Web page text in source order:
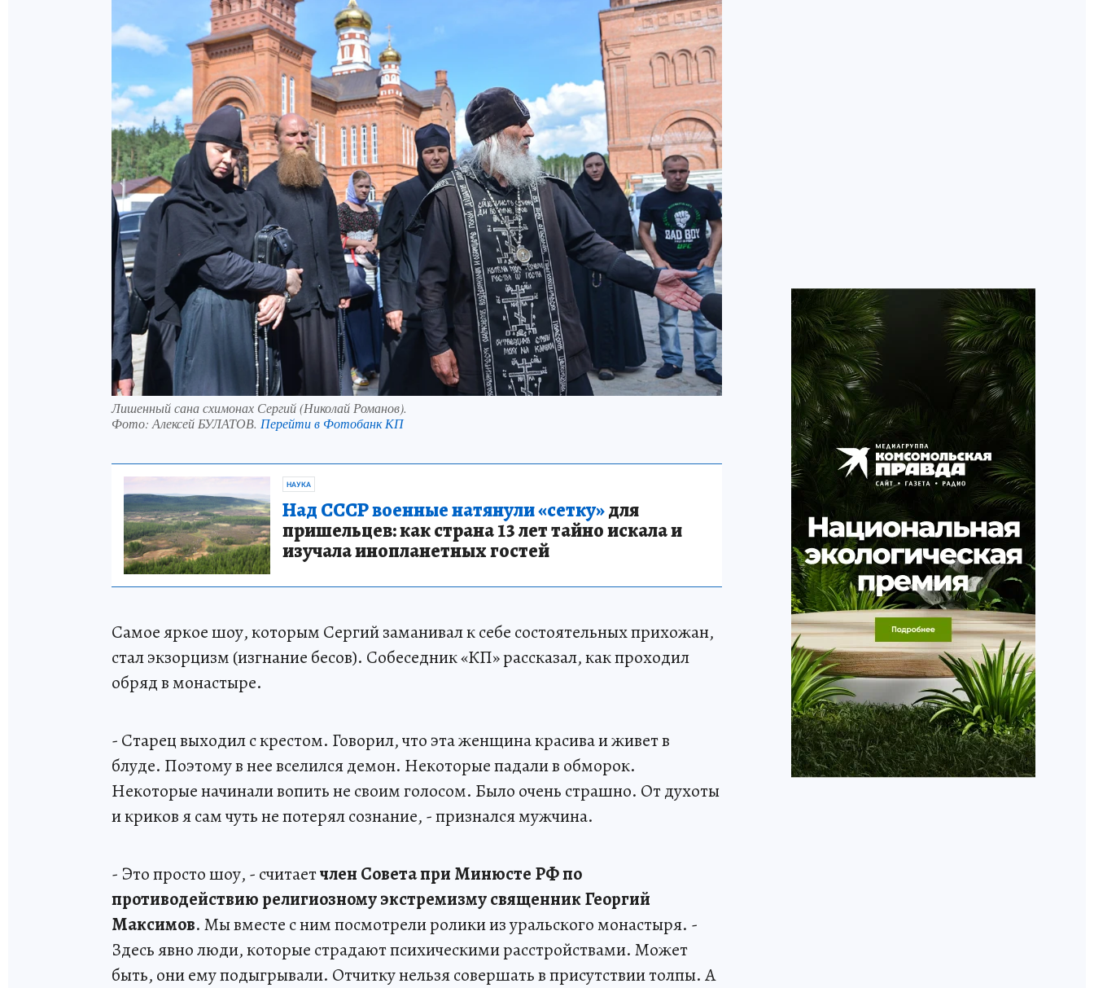
Лишенный сана схимонах Сергий (Николай Романов).
Фото:Алексей БУЛАТОВ. Перейти в Фотобанк КП
НАУКА
Над СССР военные натянули «сетку»для
пришельцев: как страна 13 лет тайно искала и
изучала инопланетных гостей
Самое яркое шоу, которым Сергий заманивал к себе состоятельных прихожан,
стал экзорцизм (изгнание бесов). Собеседник «КП» рассказал, как проходил
обряд в монастыре.
- Старец выходил с крестом. Говорил, что эта женщина красива и живет в
блуде. Поэтому в нее вселился демон. Некоторые падали в обморок.
Некоторые начинали вопить не своим голосом. Было очень страшно. От духоты
и криков я сам чуть не потерял сознание, - признался мужчина.
- Это просто шоу, - считаетчлен Совета при Минюсте РФ по
противодействию религиозному экстремизму священник Георгий
Максимов. Мы вместе с ним посмотрели ролики из уральского монастыря. -
Здесь явно люди, которые страдают психическими расстройствами. Может
быть, они ему подыгрывали. Отчитку нельзя совершать в присутствии толпы. А